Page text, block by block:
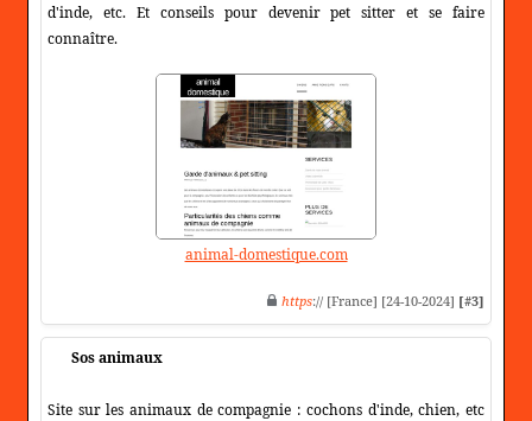
d'inde, etc. Et conseils pour devenir pet sitter et se faire
connaître.
animal-domestique.com
https:// [France] [24-10-2024] [#3]
Sos animaux
Site sur les animaux de compagnie : cochons d'inde, chien, etc